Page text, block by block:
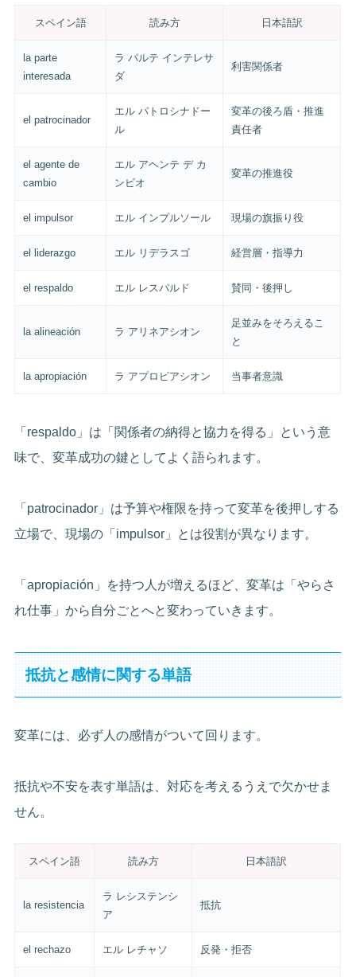
スペイン語 読み方 日本語訳
la parte
interesada
ラ パルテ インテレサ
ダ
利害関係者
el patrocinador
エル パトロシナドー
ル
変革の後ろ盾・推進
責任者
el agente de
cambio
エル アヘンテ デ カ
ンビオ
変革の推進役
el impulsor エル インプルソール 現場の旗振り役
el liderazgo エル リデラスゴ 経営層・指導力
el respaldo エル レスパルド 賛同・後押し
la alineación ラ アリネアシオン
足並みをそろえるこ
と
la apropiación ラ アプロピアシオン 当事者意識
「respaldo」は「関係者の納得と協力を得る」という意
味で、変革成功の鍵としてよく語られます。
「patrocinador」は予算や権限を持って変革を後押しする
立場で、現場の「impulsor」とは役割が異なります。
「apropiación」を持つ人が増えるほど、変革は「やらさ
れ仕事」から自分ごとへと変わっていきます。
抵抗と感情に関する単語
変革には、必ず人の感情がついて回ります。
抵抗や不安を表す単語は、対応を考えるうえで欠かせま
せん。
スペイン語 読み方 日本語訳
la resistencia
ラ レシステンシ
ア
抵抗
el rechazo エル レチャソ 反発・拒否